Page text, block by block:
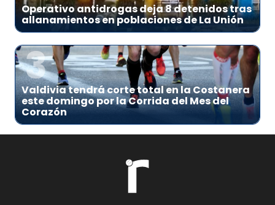
Operativo antidrogas deja 8 detenidos tras
allanamientos en poblaciones de La Unión
3
Valdivia tendrá corte total en la Costanera
este domingo por la Corrida del Mes del
Corazón